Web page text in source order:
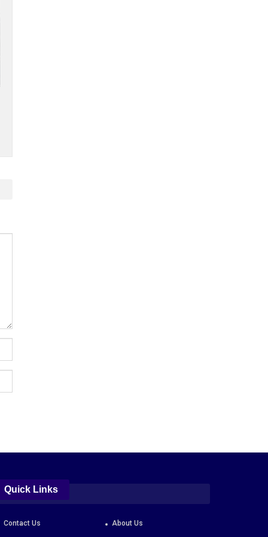
Quick Links
Contact Us About Us